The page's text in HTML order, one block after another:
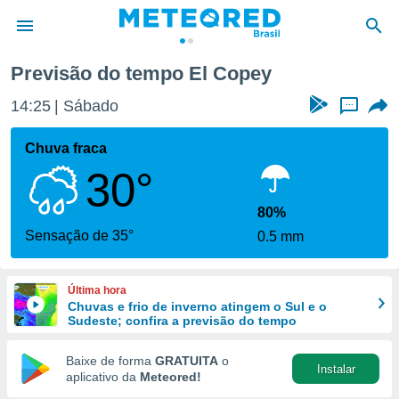
da
fornecidas
a este
das
e
forma
digital
Previsão do tempo El Copey
14:25 Sábado ...
Chuva fraca
30°
Sensação de 35°
80%
0.5 mm
Última hora
Chuvas e frio de inverno atingem o Sul e o
Sudeste; confira a previsão do tempo
Baixe de forma GRATUITA o
aplicativo da Meteored!
Instalar